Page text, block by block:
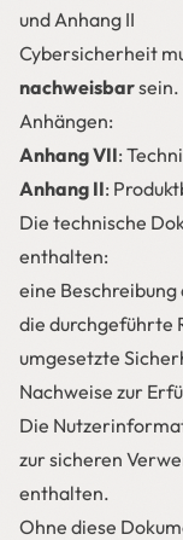
und Anhang II
Cybersicherheit
nachweisbarsein.
Anhängen:
Anhang VII:
Anhang II:
Die technische
enthalten:
eine Beschreibung
die durchgeführte
umgesetzte
Nachweise zur
Die
zur sicheren
enthalten.
Ohne diese